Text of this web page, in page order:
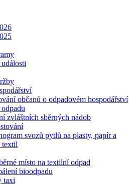
občanů o odpadovém hospodářství
zvláštních sběrných nádob
svozů pytlů na plasty, papír a
textil
místo na textilní odpad
bioodpadu
taxi